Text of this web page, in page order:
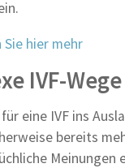
hier mehr
IVF-Wege
eine IVF ins
bereits